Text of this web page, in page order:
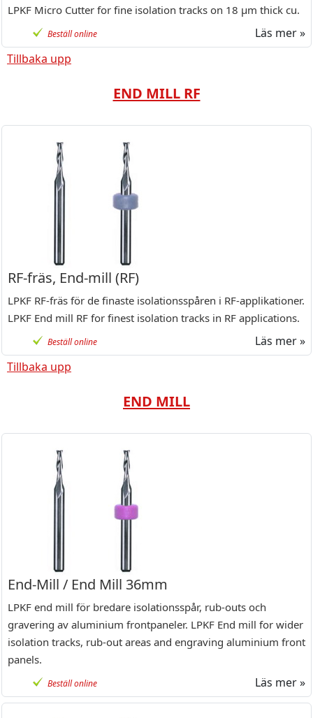
LPKF Micro Cutter for fine isolation tracks on 18 µm thick cu.
Beställ online
Läs mer »
Tillbaka upp
END MILL RF
RF-fräs, End-mill (RF)
LPKF RF-fräs för de finaste isolationsspåren i RF-applikationer.
LPKF End mill RF for finest isolation tracks in RF applications.
Beställ online
Läs mer »
Tillbaka upp
END MILL
End-Mill / End Mill 36mm
LPKF end mill för bredare isolationsspår, rub-outs och
gravering av aluminium frontpaneler. LPKF End mill for wider
isolation tracks, rub-out areas and engraving aluminium front
panels.
Beställ online Läs mer »